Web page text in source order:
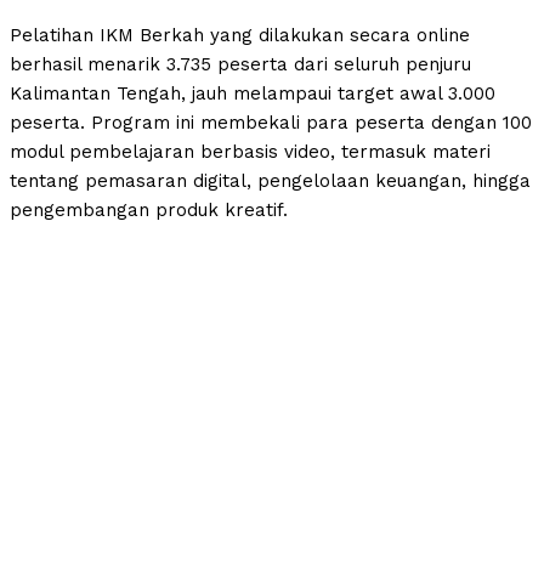
Pelatihan IKM Berkah yang dilakukan secara online
berhasil menarik 3.735 peserta dari seluruh penjuru
Kalimantan Tengah, jauh melampaui target awal 3.000
peserta. Program ini membekali para peserta dengan 100
modul pembelajaran berbasis video, termasuk materi
tentang pemasaran digital, pengelolaan keuangan, hingga
pengembangan produk kreatif.